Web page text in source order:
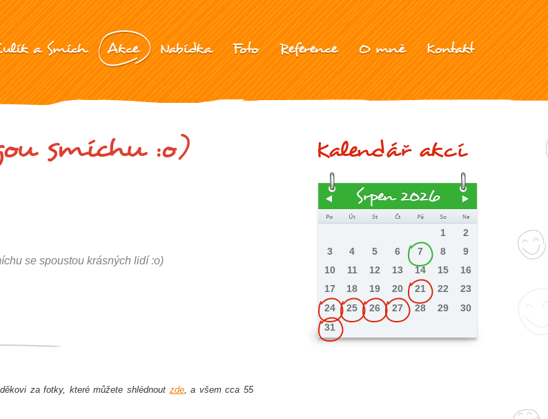
a Smích Akce Nabídka Foto Reference O mně Kontakt
smíchu :o)
se spoustou krásných lidí :o)
za fotky, které můžete shlédnout zde, a všem cca 55
Kalendář akcí
Srpen 2026
1
2
3
4 5 6 7 8
9
10
11 12 13 14 15
16
17
18 19 20 21 22
23
24
25 26 27 28 29
30
31